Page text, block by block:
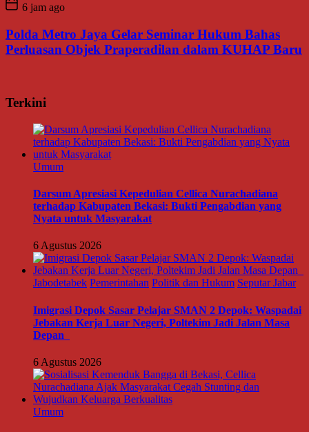
6 jam ago
Polda Metro Jaya Gelar Seminar Hukum Bahas
Perluasan Objek Praperadilan dalam KUHAP Baru
Terkini
Umum
Darsum Apresiasi Kepedulian Cellica Nurachadiana
terhadap Kabupaten Bekasi: Bukti Pengabdian yang
Nyata untuk Masyarakat
6 Agustus 2026
Jabodetabek Pemerintahan Politik dan Hukum Seputar Jabar
Imigrasi Depok Sasar Pelajar SMAN 2 Depok: Waspadai
Jebakan Kerja Luar Negeri, Poltekim Jadi Jalan Masa
Depan
6 Agustus 2026
Umum